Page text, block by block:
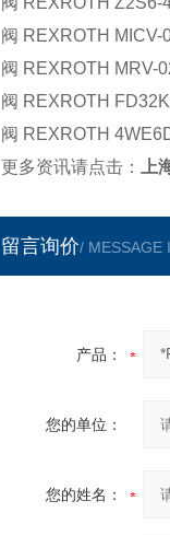
阀 REXROTH MICV-
阀 REXROTH MRV-
阀 REXROTH
阀 REXROTH
更多资讯请点击：
上
留言询价/ MESSAGE
产品：
您的单位：
您的姓名：